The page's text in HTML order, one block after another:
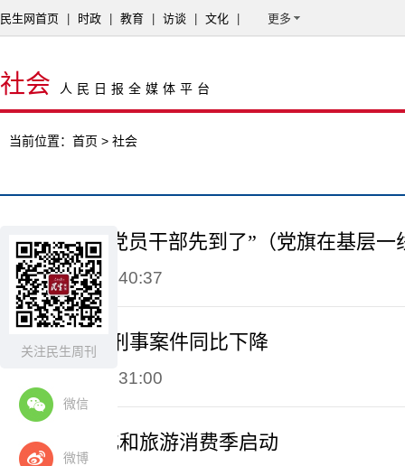
关注民生周刊
微信
微博
民生网首页 时政 教育 访谈 文化 更多
社会 人民日报全媒体平台
当前位置： 首页 > 社会
“雨来之前，党员干部先到了”（党旗在基层
2026-07-12 11:40:37
今年前5个月刑事案件同比下降
2026-07-12 11:31:00
全国暑期文化和旅游消费季启动